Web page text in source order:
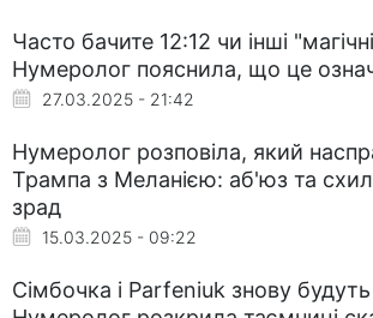
Часто бачите 12:12 чи інші
Нумеролог пояснила, що це
27.03.2025 - 21:42
Нумеролог розповіла, який
Трампа з Меланією: аб'юз та
зрад
15.03.2025 - 09:22
Сімбочка і Parfeniuk знову